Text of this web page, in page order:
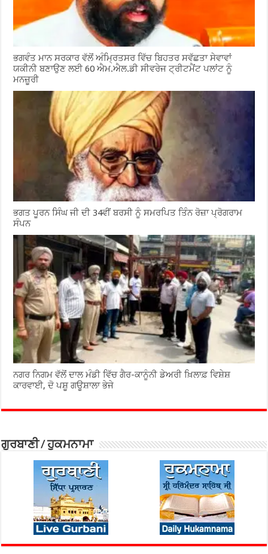
ਭਗਵੰਤ ਮਾਨ ਸਰਕਾਰ ਵੱਲੋਂ ਅੰਮ੍ਰਿਤਸਰ ਵਿੱਚ ਬਿਹਤਰ ਸਵੱਛਤਾ ਸੇਵਾਵਾਂ
ਯਕੀਨੀ ਬਣਾਉਣ ਲਈ 60 ਐਮ.ਐਲ.ਡੀ ਸੀਵਰੇਜ ਟ੍ਰੀਟਮੈਂਟ ਪਲਾਂਟ ਨੂੰ
ਮਨਜ਼ੂਰੀ
ਭਗਤ ਪੂਰਨ ਸਿੰਘ ਜੀ ਦੀ 34ਵੀਂ ਬਰਸੀ ਨੂੰ ਸਮਰਪਿਤ ਤਿੰਨ ਰੋਜ਼ਾ ਪ੍ਰੋਗਰਾਮ
ਸੰਪਨ
ਨਗਰ ਨਿਗਮ ਵੱਲੋਂ ਦਾਲ ਮੰਡੀ ਵਿੱਚ ਗੈਰ-ਕਾਨੂੰਨੀ ਡੇਅਰੀ ਖ਼ਿਲਾਫ਼ ਵਿਸ਼ੇਸ਼
ਕਾਰਵਾਈ, ਦੋ ਪਸ਼ੂ ਗਊਸ਼ਾਲਾ ਭੇਜੇ
ਗੁਰਬਾਣੀ / ਹੁਕਮਨਾਮਾ